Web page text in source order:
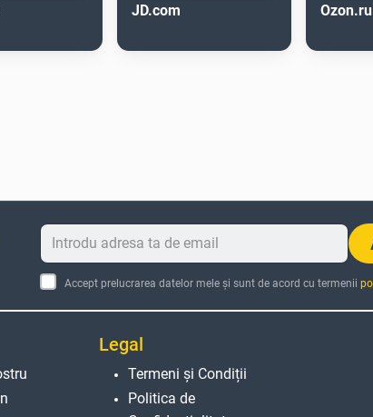
JD.com Ozon.ru
Accept prelucrarea datelor mele și sunt de acord cu termenii
Legal
Termeni și Condiții
Politica de